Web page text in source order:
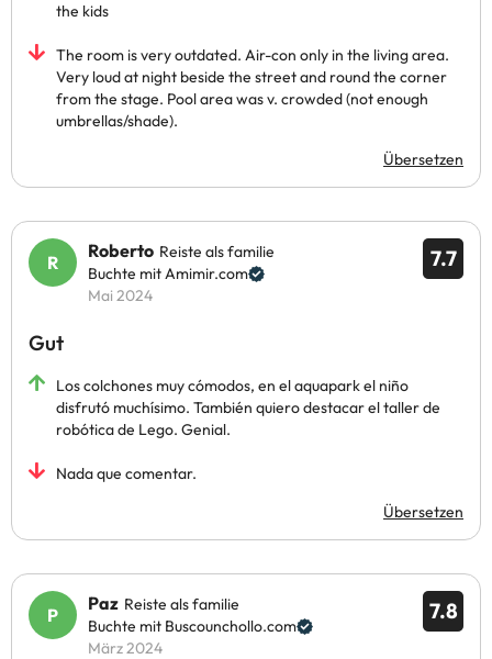
the kids
The room is very outdated. Air-con only in the living area.
Very loud at night beside the street and round the corner
from the stage. Pool area was v. crowded (not enough
umbrellas/shade).
Übersetzen
7.7
Roberto Reiste als familie
Buchte mit Amimir.com
Mai 2024
Gut
Los colchones muy cómodos, en el aquapark el niño
disfrutó muchísimo. También quiero destacar el taller de
robótica de Lego. Genial.
Nada que comentar.
Übersetzen
7.8
Paz Reiste als familie
Buchte mit Buscounchollo.com
März 2024